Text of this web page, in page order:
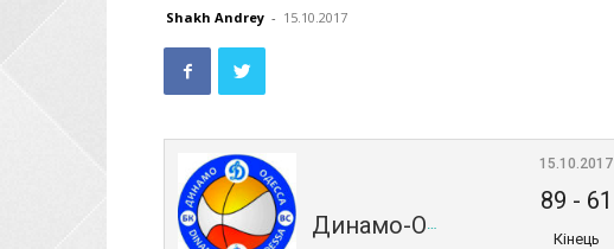
Shakh Andrey - 15.10.2017
Динамо-Одеса
15.10.2017
89 - 61
Кінець